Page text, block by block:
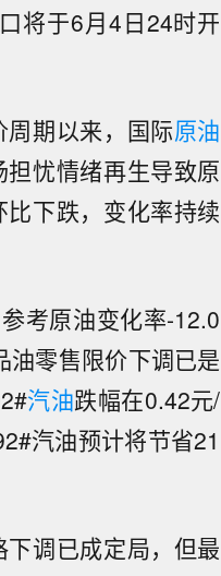
将于6月4日24时开
期以来，国际原油
忧情绪再生导致原
下跌，变化率持续
考原油变化率-12.0
油零售限价下调已是
汽油跌幅在0.42元/
汽油预计将节省21
调已成定局，但最